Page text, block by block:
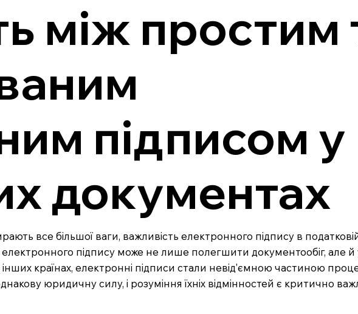
між простим
підписом у
документах
все більшої ваги, важливість електронного підпису в
підпису може не лише полегшити документообіг, але й
країнах, електронні підписи стали невід'ємною частиною
юридичну силу, і розуміння їхніх відмінностей є критично